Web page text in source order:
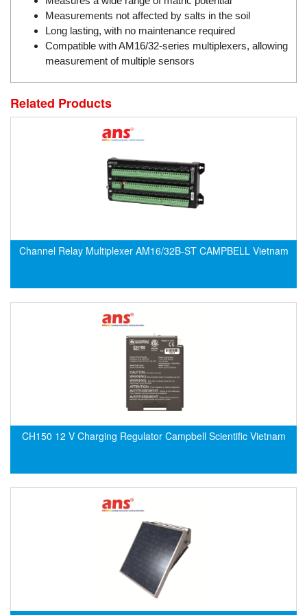
DUCATI
Duclean
Dukin Besko
Dunkermotoren
Durag
Earthtech
EBMPAPST
EGE Elektronik
Elands Cable Vietnam
Electronic Design System S.R.L Vietnam
Measurements not affected by salts in the soil
Long lasting, with no maintenance required
Compatible with AM16/32-series multiplexers, allowing
measurement of multiple sensors
Related Products
Channel Relay Multiplexer AM16/32B-ST CAMPBELL Vietnam
CH150 12 V Charging Regulator Campbell Scientific Vietnam